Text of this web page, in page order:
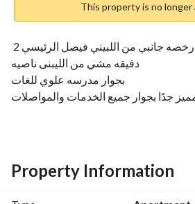
This property is no longer
دقيقه مشي من الليبنى ناصيه
بجوار مدرسه علوي للغات
جدًا بجوار جميع الخدمات والمواصلات
3 غرف نوم
2 حمام
Property Information